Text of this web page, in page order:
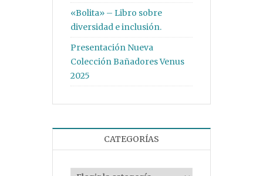
«Bolita» – Libro sobre
diversidad e inclusión.
Presentación Nueva
Colección Bañadores Venus
2025
CATEGORÍAS